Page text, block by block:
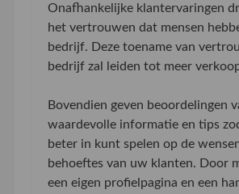
Onafhankelijke klantervaringen
het vertrouwen dat mensen
bedrijf. Deze toename van
bedrijf zal leiden tot meer
Bovendien geven beoordelingen
waardevolle informatie en tips
beter in kunt spelen op de
behoeftes van uw klanten. Door
een eigen profielpagina en een